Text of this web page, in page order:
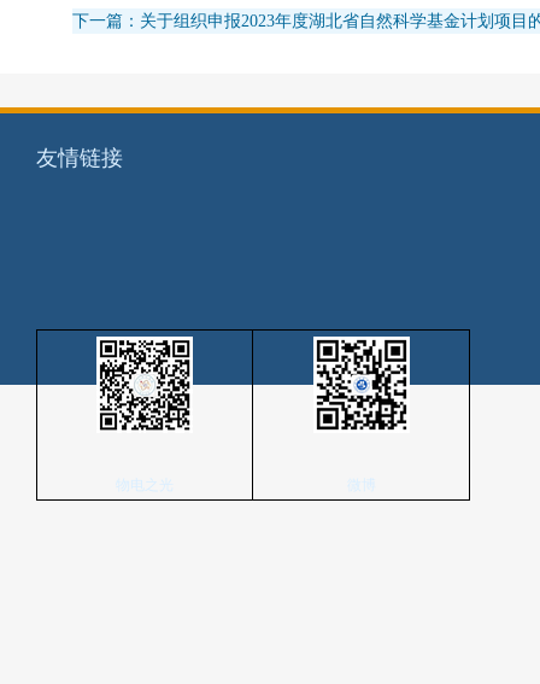
下一篇：关于组织申报2023年度湖北省自然科学基金计划项目
友情链接
物电之光 微博